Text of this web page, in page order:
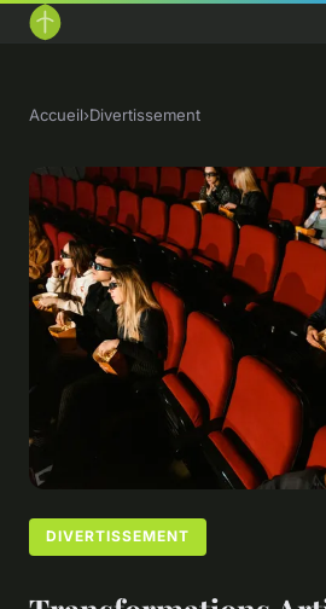
Accueil›Divertissement
DIVERTISSEMENT